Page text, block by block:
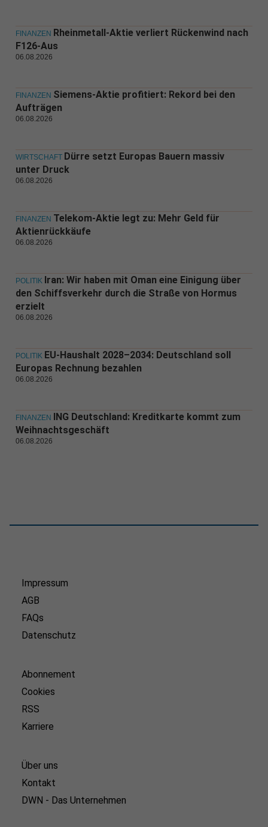
FINANZEN Rheinmetall-Aktie verliert Rückenwind nach
F126-Aus
06.08.2026
FINANZEN Siemens-Aktie profitiert: Rekord bei den
Aufträgen
06.08.2026
WIRTSCHAFT Dürre setzt Europas Bauern massiv
unter Druck
06.08.2026
FINANZEN Telekom-Aktie legt zu: Mehr Geld für
Aktienrückkäufe
06.08.2026
POLITIK Iran: Wir haben mit Oman eine Einigung über
den Schiffsverkehr durch die Straße von Hormus
erzielt
06.08.2026
POLITIK EU-Haushalt 2028–2034: Deutschland soll
Europas Rechnung bezahlen
06.08.2026
FINANZEN ING Deutschland: Kreditkarte kommt zum
Weihnachtsgeschäft
06.08.2026
Impressum
AGB
FAQs
Datenschutz
Abonnement
Cookies
RSS
Karriere
Über uns
Kontakt
DWN - Das Unternehmen